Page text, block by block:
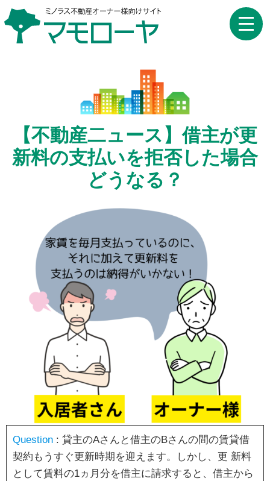
toggle
【不動産二ュース】借主が更
新料の支払いを拒否した場合
どうなる？
Question : 貸主のAさんと借主のBさんの間の賃貸借
契約もうすぐ更新時期を迎えます。しかし、更 新料
として賃料の1ヵ月分を借主に請求すると、借主から